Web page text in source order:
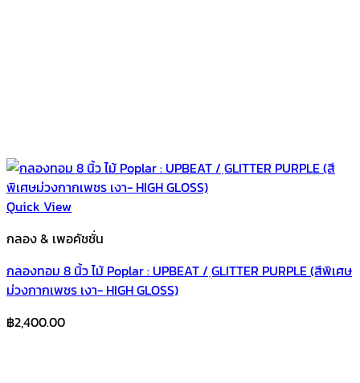
Quick View
กลอง & เพอคัชชั่น
กลองทอม 8 นิ้ว ไม้ Poplar : UPBEAT / ฺGLITTER PURPLE (สีพิเศษ
ม่วงกากเพชร เงา- HIGH GLOSS)
฿2,400.00